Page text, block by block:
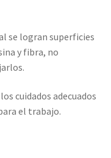
se logran superficies
y fibra, no
cuidados adecuados
el trabajo.